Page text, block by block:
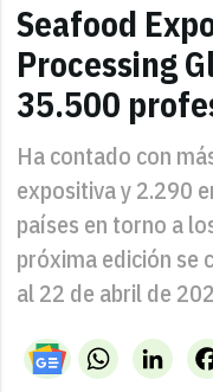
Seafood
Processing
35.500
Ha contado con
expositiva y 2.290
países en torno a
próxima edición se
al 22 de abril de
WhatsApp